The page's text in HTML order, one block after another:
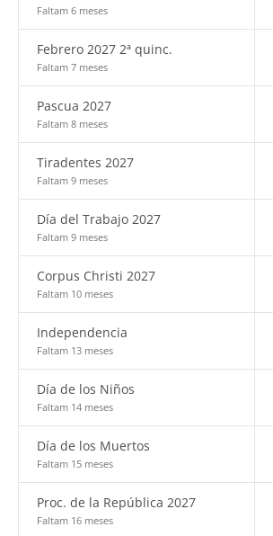
Faltam 6 meses
Febrero 2027 2ª quinc.
Faltam 7 meses
Pascua 2027
Faltam 8 meses
Tiradentes 2027
Faltam 9 meses
Día del Trabajo 2027
Faltam 9 meses
Corpus Christi 2027
Faltam 10 meses
Independencia
Faltam 13 meses
Día de los Niños
Faltam 14 meses
Día de los Muertos
Faltam 15 meses
Proc. de la República 2027
Faltam 16 meses